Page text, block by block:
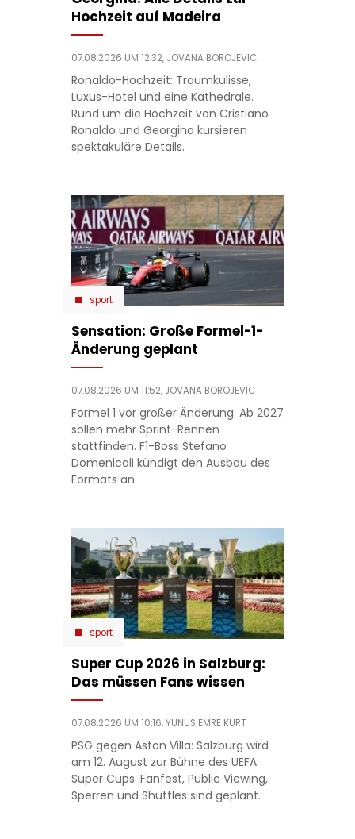
Hochzeit auf Madeira
07.08.2026 UM 12:32, JOVANA BOROJEVIC
Ronaldo-Hochzeit: Traumkulisse,
Luxus-Hotel und eine Kathedrale.
Rund um die Hochzeit von Cristiano
Ronaldo und Georgina kursieren
spektakuläre Details.
sport
Sensation: Große Formel-1-
Änderung geplant
07.08.2026 UM 11:52, JOVANA BOROJEVIC
Formel 1 vor großer Änderung: Ab 2027
sollen mehr Sprint-Rennen
stattfinden. F1-Boss Stefano
Domenicali kündigt den Ausbau des
Formats an.
sport
Super Cup 2026 in Salzburg:
Das müssen Fans wissen
07.08.2026 UM 10:16,YUNUS EMRE KURT
PSG gegen Aston Villa: Salzburg wird
am 12. August zur Bühne des UEFA
Super Cups. Fanfest, Public Viewing,
Sperren und Shuttles sind geplant.